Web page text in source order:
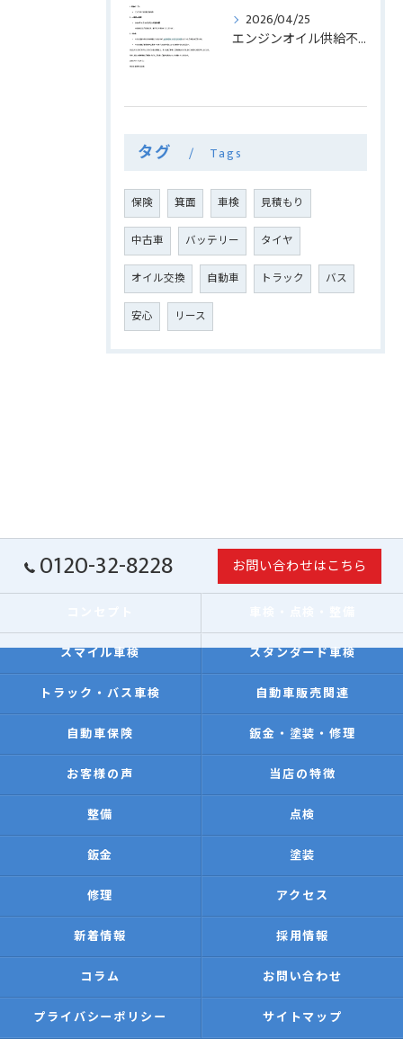
2026/04/25
エンジンオイル供給不足に伴うお知らせ
タグ Tags
保険 箕面 車検 見積もり
中古車 バッテリー タイヤ
オイル交換 自動車 トラック バス
安心 リース
0120-32-8228 お問い合わせはこちら
スマイル車検 スタンダード車検
トラック・バス車検 自動車販売関連
自動車保険 鈑金・塗装・修理
お客様の声 当店の特徴
整備 点検
鈑金 塗装
修理 アクセス
新着情報 採用情報
コラム お問い合わせ
プライバシーポリシー サイトマップ